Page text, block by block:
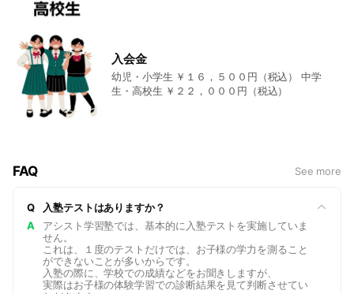
入会金
幼児・小学生 ￥１６，５００円（税込） 中学
生・高校生 ￥２２，０００円（税込）
FAQ See more
Q
入塾テストはありますか？
A
アシスト学習塾では、基本的に入塾テストを実施していま
せん。
これは、１度のテストだけでは、お子様の学力を測ること
ができないことが多いからです。
入塾の際に、学校での成績などをお聞きしますが、
実際はお子様の体験学習での診断結果を見て判断させてい